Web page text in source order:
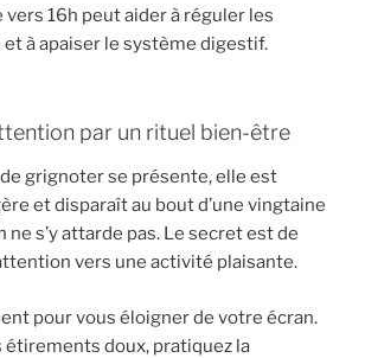
16h peut aider à réguler les
à apaiser le système digestif.
par un rituel bien-être
de grignoter se présente, elle est
et disparaît au bout d’une vingtaine
ne s’y attarde pas. Le secret est de
vers une activité plaisante.
pour vous éloigner de votre écran.
étirements doux, pratiquez la